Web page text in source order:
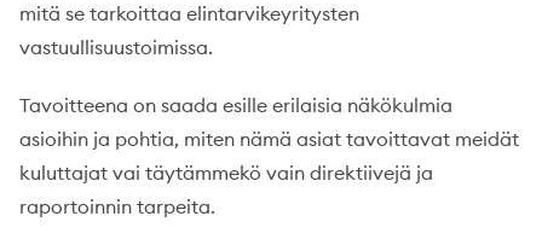
mitä se tarkoittaa elintarvikeyritysten
vastuullisuustoimissa.
Tavoitteena on saada esille erilaisia näkökulmia
asioihin ja pohtia, miten nämä asiat tavoittavat meidät
kuluttajat vai täytämmekö vain direktiivejä ja
raportoinnin tarpeita.